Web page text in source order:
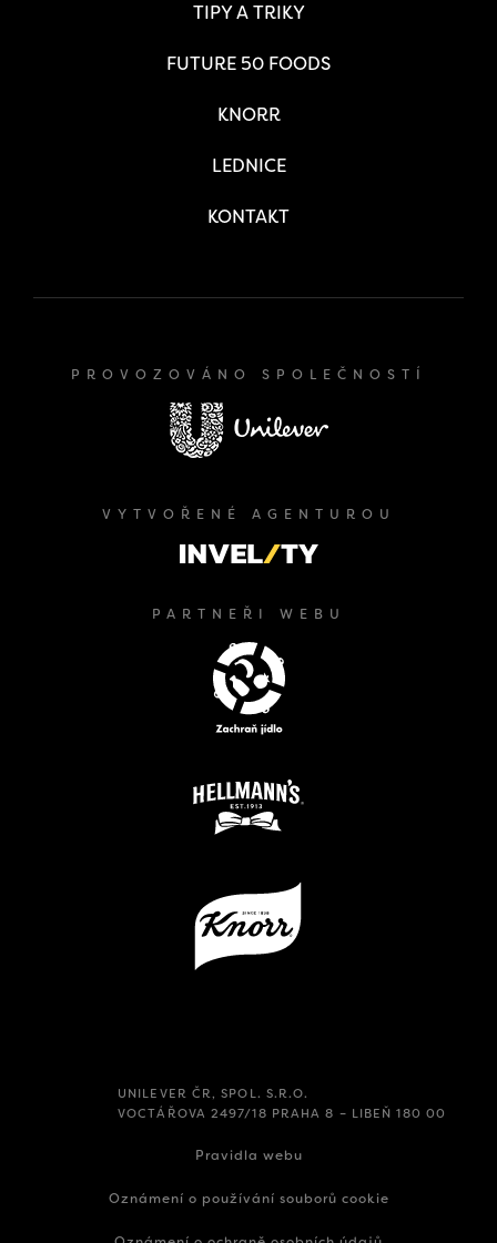
TIPY A TRIKY
FUTURE 50 FOODS
KNORR
LEDNICE
KONTAKT
PROVOZOVÁNO SPOLEČNOSTÍ
VYTVOŘENÉ AGENTUROU
PARTNEŘI WEBU
UNILEVER ČR, SPOL. S.R.O.
VOCTÁŘOVA 2497/18 PRAHA 8 – LIBEŇ 180 00
Pravidla webu
Oznámení o používání souborů cookie